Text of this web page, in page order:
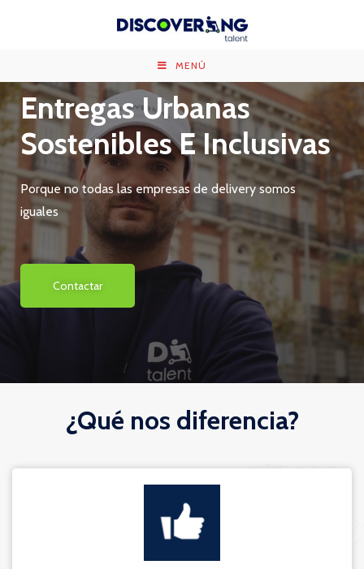
MENÚ
Entregas Urbanas
Sostenibles E Inclusivas
Porque no todas las empresas de delivery somos
iguales
Contactar
¿Qué nos diferencia?